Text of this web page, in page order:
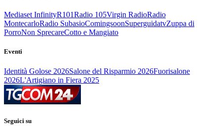
Mediaset InfinityR101Radio 105Virgin RadioRadio
MontecarloRadio SubasioComingsoonSuperguidatvZuppa di
PorroNon SprecareCotto e Mangiato
Eventi
Identità Golose 2026Salone del Risparmio 2026Fuorisalone
2026L'Artigiano in Fiera 2025
Seguici su